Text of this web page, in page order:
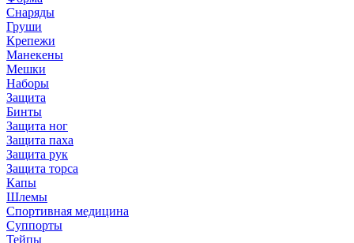
Снаряды
Груши
Крепежи
Манекены
Мешки
Наборы
Защита
Бинты
Защита ног
Защита паха
Защита рук
Защита торса
Капы
Шлемы
Спортивная медицина
Суппорты
Тейпы